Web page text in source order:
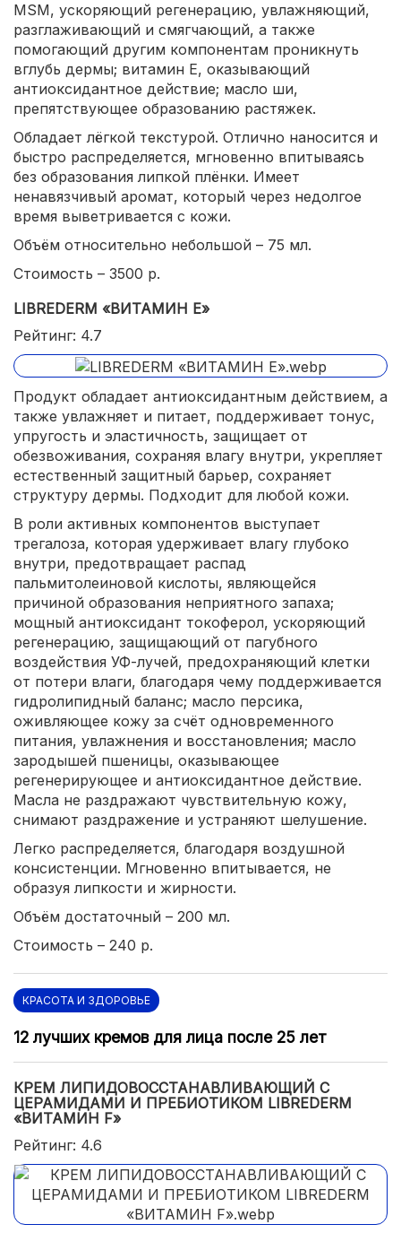
MSM, ускоряющий регенерацию, увлажняющий,
разглаживающий и смягчающий, а также
помогающий другим компонентам проникнуть
вглубь дермы; витамин Е, оказывающий
антиоксидантное действие; масло ши,
препятствующее образованию растяжек.
Обладает лёгкой текстурой. Отлично наносится и
быстро распределяется, мгновенно впитываясь
без образования липкой плёнки. Имеет
ненавязчивый аромат, который через недолгое
время выветривается с кожи.
Объём относительно небольшой – 75 мл.
Стоимость – 3500 р.
LIBREDERM «ВИТАМИН E»
Рейтинг: 4.7
Продукт обладает антиоксидантным действием, а
также увлажняет и питает, поддерживает тонус,
упругость и эластичность, защищает от
обезвоживания, сохраняя влагу внутри, укрепляет
естественный защитный барьер, сохраняет
структуру дермы. Подходит для любой кожи.
В роли активных компонентов выступает
трегалоза, которая удерживает влагу глубоко
внутри, предотвращает распад
пальмитолеиновой кислоты, являющейся
причиной образования неприятного запаха;
мощный антиоксидант токоферол, ускоряющий
регенерацию, защищающий от пагубного
воздействия УФ-лучей, предохраняющий клетки
от потери влаги, благодаря чему поддерживается
гидролипидный баланс; масло персика,
оживляющее кожу за счёт одновременного
питания, увлажнения и восстановления; масло
зародышей пшеницы, оказывающее
регенерирующее и антиоксидантное действие.
Масла не раздражают чувствительную кожу,
снимают раздражение и устраняют шелушение.
Легко распределяется, благодаря воздушной
консистенции. Мгновенно впитывается, не
образуя липкости и жирности.
Объём достаточный – 200 мл.
Стоимость – 240 р.
КРАСОТА И ЗДОРОВЬЕ
12 лучших кремов для лица после 25 лет
КРЕМ ЛИПИДОВОССТАНАВЛИВАЮЩИЙ С
ЦЕРАМИДАМИ И ПРЕБИОТИКОМ LIBREDERM
«ВИТАМИН F»
Рейтинг: 4.6